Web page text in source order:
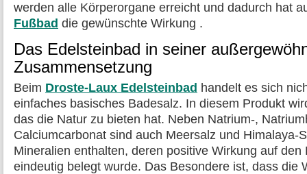
werden alle Körperorgane erreicht und dadurch hat
Fußbad die gewünschte Wirkung .
Das Edelsteinbad in seiner
Zusammensetzung
Beim Droste-Laux Edelsteinbad handelt es sich
einfaches basisches Badesalz. In diesem Produkt
das die Natur zu bieten hat. Neben Natrium-,
Calciumcarbonat sind auch Meersalz und Himalaya-
Mineralien enthalten, deren positive Wirkung auf den
eindeutig belegt wurde. Das Besondere ist, dass die